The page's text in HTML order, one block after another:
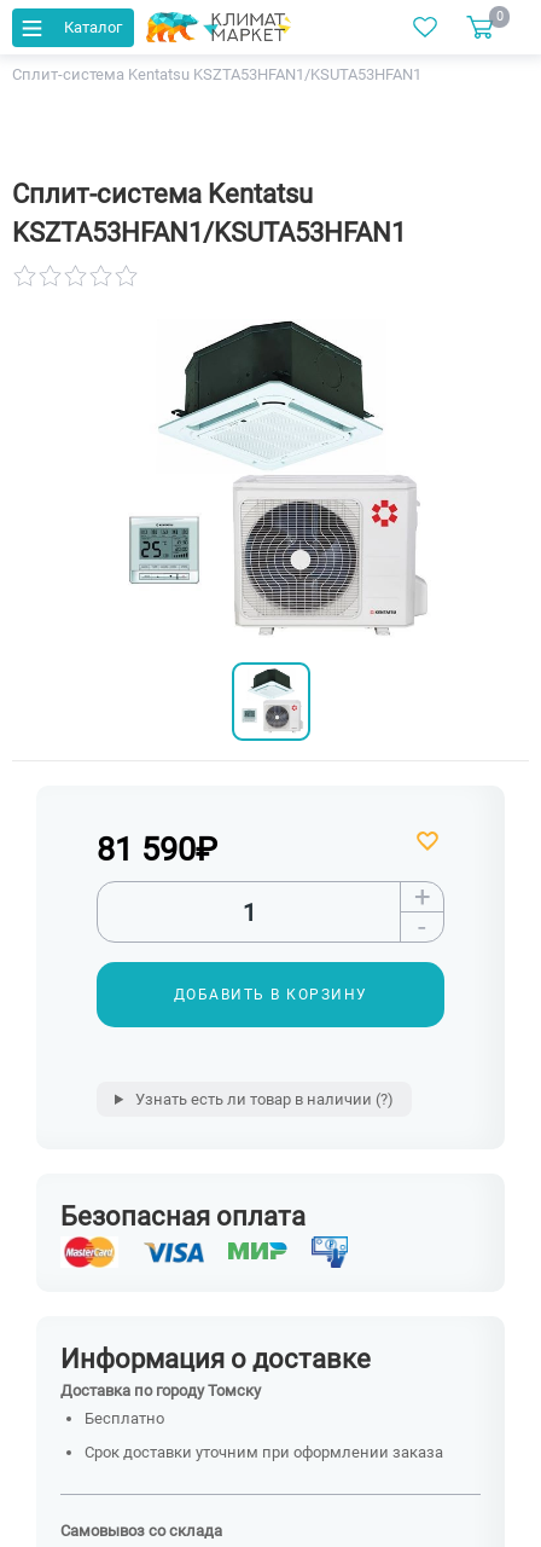
Каталог
0
Главная Каталог
Кондиционеры
Сплит-система Kentatsu KSZTA53HFAN1/KSUTA53HFAN1
Сплит-система Kentatsu
KSZTA53HFAN1/KSUTA53HFAN1
81 590₽
+
-
ДОБАВИТЬ В КОРЗИНУ
Узнать есть ли товар в наличии (?)
Безопасная оплата
Информация о доставке
Доставка по городу Томску
Бесплатно
Срок доставки уточним при оформлении заказа
Самовывоз со склада